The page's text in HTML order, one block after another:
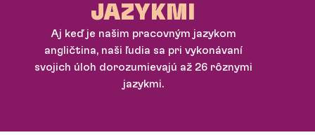
JAZYKMI
Aj keď je našim pracovným jazykom
angličtina, naši ľudia sa pri vykonávaní
svojich úloh dorozumievajú až 26 rôznymi
jazykmi.